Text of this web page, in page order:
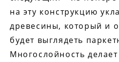
на эту конструкцию
древесины, который и
будет выглядеть
Многослойность